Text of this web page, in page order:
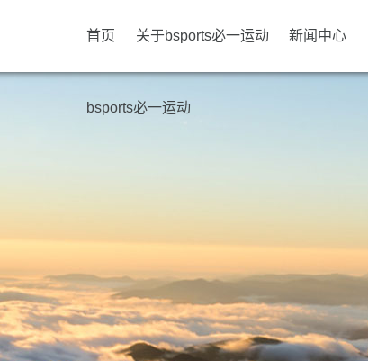
首页 关于bsports必一运动 新闻中心
bsports必一运动